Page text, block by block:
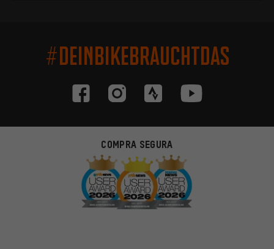
#DEINBIKEBRAUCHTDAS
COMPRA SEGURA